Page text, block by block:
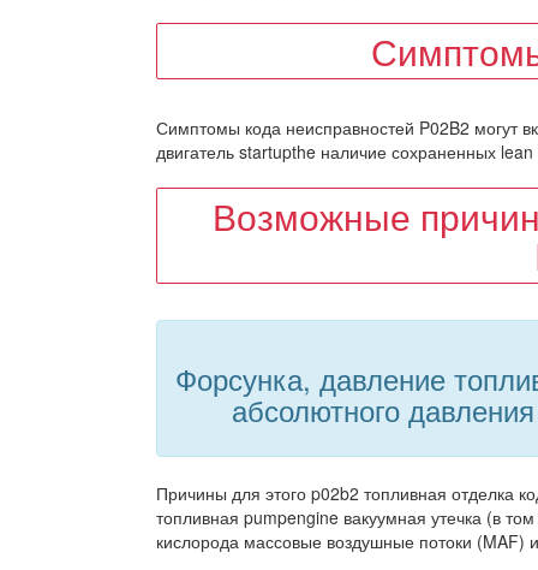
Симптомы кода неисправностей P02B2 могут
двигатель startupthe наличие сохраненных
Возможные
Форсунка, давление
абсолютного
Причины для этого p02b2 топливная отделка
топливная pumpengine вакуумная утечка (в
кислорода массовые воздушные потоки (MAF)